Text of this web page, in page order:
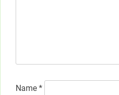
Name *